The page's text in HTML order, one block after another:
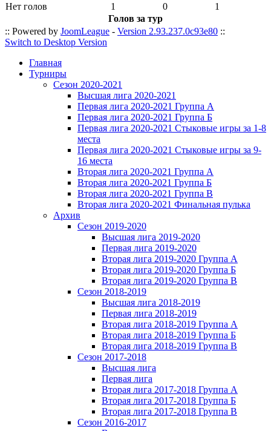
Нет голов
1 0
1
Голов за тур
:: Powered by JoomLeague - Version 2.93.237.0c93e80 ::
Switch to Desktop Version
Главная
Турниры
Сезон 2020-2021
Высшая лига 2020-2021
Первая лига 2020-2021 Группа А
Первая лига 2020-2021 Группа Б
Первая лига 2020-2021 Стыковые игры за 1-8
места
Первая лига 2020-2021 Стыковые игры за 9-
16 места
Вторая лига 2020-2021 Группа А
Вторая лига 2020-2021 Группа Б
Вторая лига 2020-2021 Группа В
Вторая лига 2020-2021 Финальная пулька
Архив
Сезон 2019-2020
Высшая лига 2019-2020
Первая лига 2019-2020
Вторая лига 2019-2020 Группа А
Вторая лига 2019-2020 Группа Б
Вторая лига 2019-2020 Группа В
Сезон 2018-2019
Высшая лига 2018-2019
Первая лига 2018-2019
Вторая лига 2018-2019 Группа А
Вторая лига 2018-2019 Группа Б
Вторая лига 2018-2019 Группа В
Сезон 2017-2018
Высшая лига
Первая лига
Вторая лига 2017-2018 Группа А
Вторая лига 2017-2018 Группа Б
Вторая лига 2017-2018 Группа В
Сезон 2016-2017